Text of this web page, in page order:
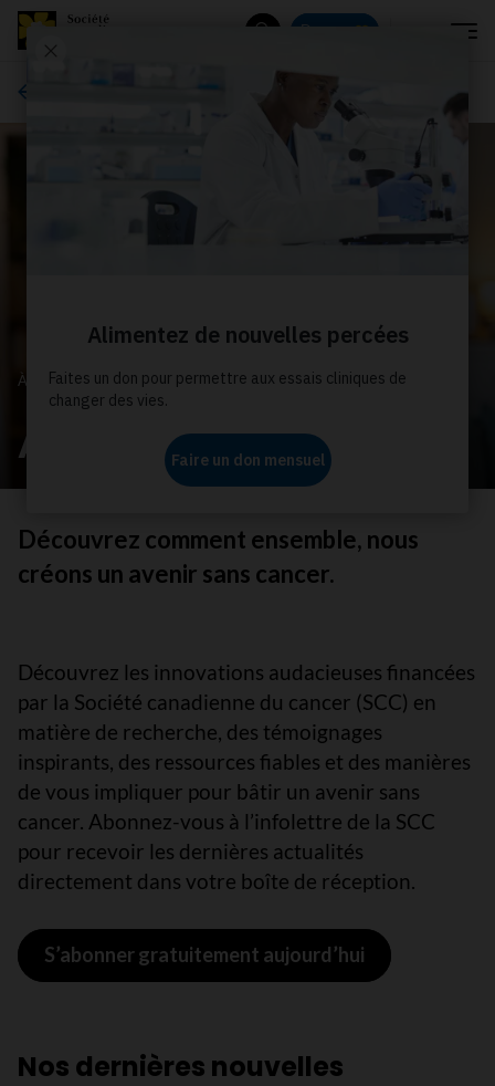
Donnez
À PROPOS DE NOUS
Actualités
Découvrez comment ensemble, nous
créons un avenir sans cancer.
Découvrez les innovations audacieuses financées
par la Société canadienne du cancer (SCC) en
matière de recherche, des témoignages
inspirants, des ressources fiables et des manières
de vous impliquer pour bâtir un avenir sans
cancer. Abonnez-vous à l’infolettre de la SCC
pour recevoir les dernières actualités
directement dans votre boîte de réception.
S’abonner gratuitement aujourd’hui
Nos dernières nouvelles